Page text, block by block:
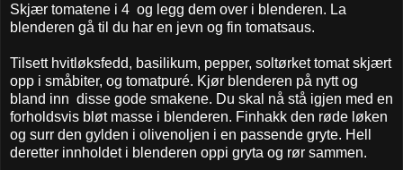
Skjær tomatene i 4 og legg dem over i blenderen. La
blenderen gå til du har en jevn og fin tomatsaus.
Tilsett hvitløksfedd, basilikum, pepper, soltørket tomat skjært
opp i småbiter, og tomatpuré. Kjør blenderen på nytt og
bland inn disse gode smakene. Du skal nå stå igjen med en
forholdsvis bløt masse i blenderen. Finhakk den røde løken
og surr den gylden i olivenoljen i en passende gryte. Hell
deretter innholdet i blenderen oppi gryta og rør sammen.